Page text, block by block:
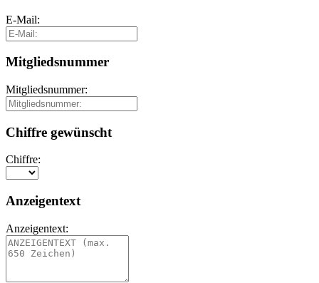
E-Mail:
Mitgliedsnummer
Mitgliedsnummer:
Chiffre gewünscht
Chiffre:
Anzeigentext
Anzeigentext: